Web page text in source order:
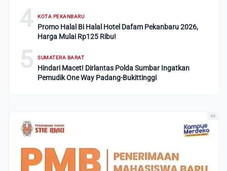
4 KOTA PEKANBARU
Promo Halal Bi Halal Hotel Dafam Pekanbaru 2026,
Harga Mulai Rp125 Ribu!
5 SUMATERA BARAT
Hindari Macet! Dirlantas Polda Sumbar Ingatkan
Pemudik One Way Padang-Bukittinggi
Ad